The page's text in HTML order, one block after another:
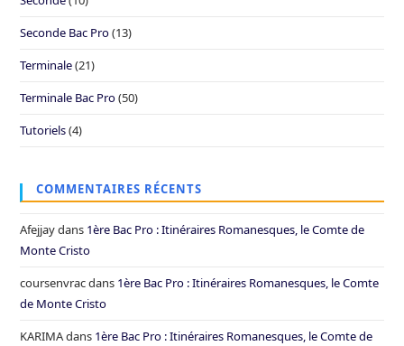
Seconde Bac Pro(13)
Terminale(21)
Terminale Bac Pro(50)
Tutoriels(4)
COMMENTAIRES RÉCENTS
Afejjaydans 1ère Bac Pro : Itinéraires Romanesques, le Comte de
Monte Cristo
coursenvracdans 1ère Bac Pro : Itinéraires Romanesques, le Comte
de Monte Cristo
KARIMAdans 1ère Bac Pro : Itinéraires Romanesques, le Comte de